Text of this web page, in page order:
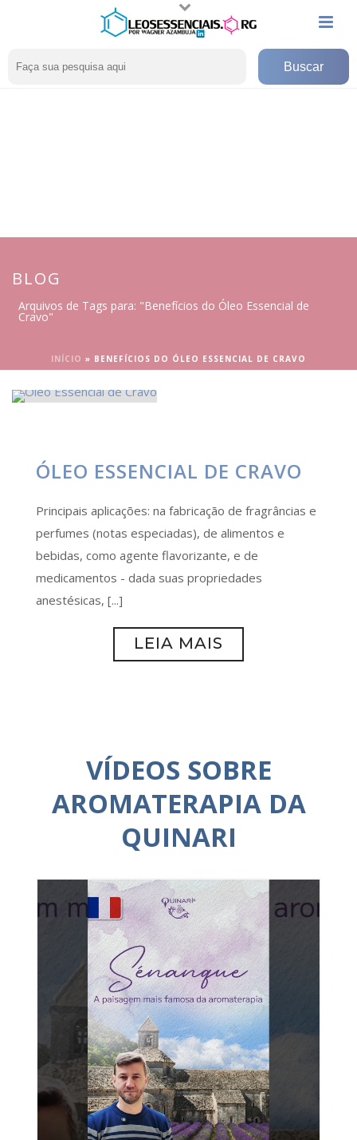
BLOG
Arquivos de Tags para: "Benefícios do Óleo Essencial de
Cravo"
INÍCIO » BENEFÍCIOS DO ÓLEO ESSENCIAL DE CRAVO
ÓLEO ESSENCIAL DE CRAVO
Principais aplicações: na fabricação de fragrâncias e
perfumes (notas especiadas), de alimentos e
bebidas, como agente flavorizante, e de
medicamentos - dada suas propriedades
anestésicas, [...]
LEIA MAIS
VÍDEOS SOBRE
AROMATERAPIA DA
QUINARI